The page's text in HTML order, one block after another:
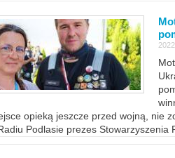
opieką jeszcze przed wojną, nie
Podlasie prezes Stowarzyszenia